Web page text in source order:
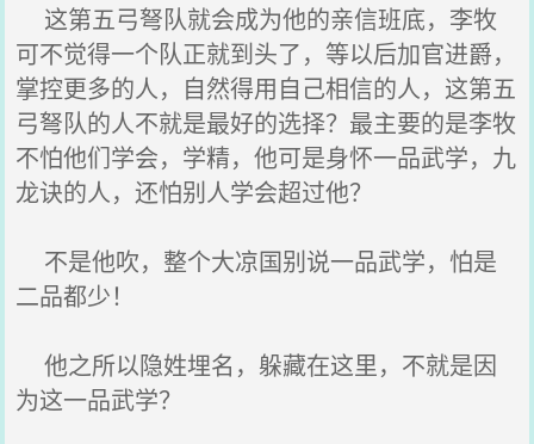
这第五弓弩队就会成为他的亲信班底，李牧
可不觉得一个队正就到头了，等以后加官进爵，
掌控更多的人，自然得用自己相信的人，这第五
弓弩队的人不就是最好的选择？最主要的是李牧
不怕他们学会，学精，他可是身怀一品武学，九
龙诀的人，还怕别人学会超过他？
不是他吹，整个大凉国别说一品武学，怕是
二品都少！
他之所以隐姓埋名，躲藏在这里，不就是因
为这一品武学？